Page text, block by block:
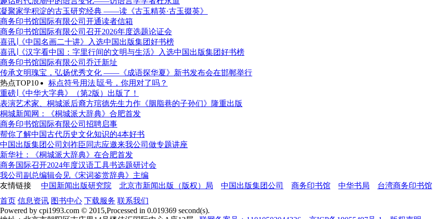
凝聚家学积淀的古玉研究经典 ——读《古玉精英·古玉掇英》
商务印书馆国际有限公司开通读者信箱
商务印书馆国际有限公司召开2026年度选题论证会
喜讯∣《中国名画二十讲》入选中国出版集团好书榜
喜讯∣《汉字看中国：字里行间的文明与生活》入选中国出版集团好书榜
商务印书馆国际有限公司乔迁新址
传承文明瑰宝，弘扬优秀文化 ——《成语探华夏》新书发布会在邯郸举行
热点TOP10
标点符号用法∣逗号，你用对了吗？
重磅∣《中华大字典》（第2版）出版了！
表演艺术家、桐城派后裔方琯德先生力作《胭脂巷的子孙们》隆重出版
桐城新闻网：《桐城派大辞典》合肥首发
商务印书馆国际有限公司招聘启事
帮你了解中国古代历史文化知识的4本好书
中国出版集团公司刘祚臣同志应邀来我公司做专题讲座
新华社：《桐城派大辞典》在合肥首发
商务国际召开2024年度汉语工具书选题研讨会
我公司副总编辑会见《宋词鉴赏辞典》主编
友情链接
中国新闻出版研究院 北京市新闻出版（版权）局 中国出版集团公司 商务印书馆 中华书局 台湾商务印书馆
首页 信息资讯 图书中心 下载服务 联系我们
Powered by cpi1993.com © 2015,Processed in 0.019369 second(s).